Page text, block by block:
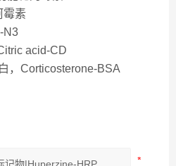
霉素
N3
acid-CD
，Corticosterone-BSA